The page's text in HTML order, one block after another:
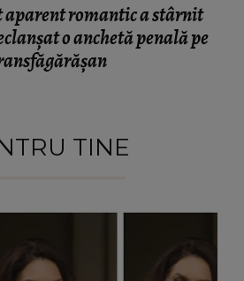
aparent romantic a stârnit
o anchetă penală pe
TINE